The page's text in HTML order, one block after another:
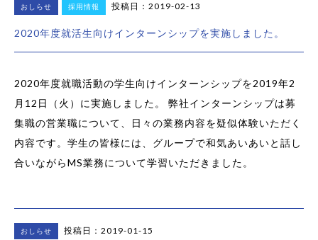
おしらせ 採用情報 投稿日：2019-02-13
2020年度就活生向けインターンシップを実施しました。
2020年度就職活動の学生向けインターンシップを2019年2
月12日（火）に実施しました。 弊社インターンシップは募
集職の営業職について、日々の業務内容を疑似体験いただく
内容です。学生の皆様には、グループで和気あいあいと話し
合いながらMS業務について学習いただきました。
おしらせ 投稿日：2019-01-15